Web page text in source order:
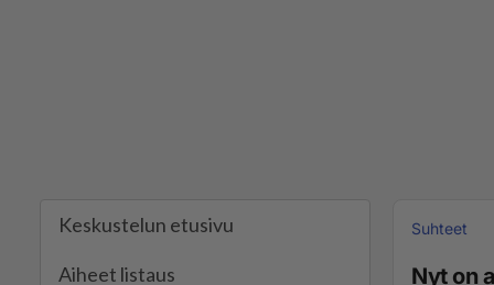
Keskustelun etusivu
Aiheet listaus
Suhteet
Nyt on